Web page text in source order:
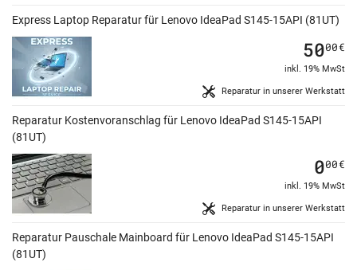
Express Laptop Reparatur für Lenovo IdeaPad S145-15API (81UT)
Reparatur in unserer Werkstatt
5000€
inkl. 19% MwSt
Reparatur Kostenvoranschlag für Lenovo IdeaPad S145-15API
(81UT)
Reparatur in unserer Werkstatt
000€
inkl. 19% MwSt
Reparatur Pauschale Mainboard für Lenovo IdeaPad S145-15API
(81UT)